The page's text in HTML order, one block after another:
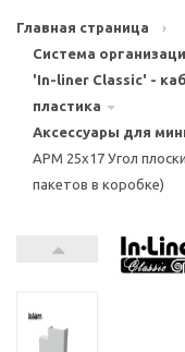
Главная страница
›
Система
'In-liner Classic' -
пластика
Аксессуары для
APM 25x17 Угол
пакетов в коробке)